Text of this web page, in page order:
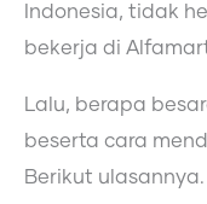
Indonesia, tidak
bekerja di
Lalu, berapa
beserta cara
Berikut ulasannya.